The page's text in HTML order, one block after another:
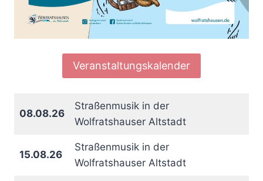
Veranstaltungskalender
08.08.26
Straßenmusik in der
Wolfratshauser Altstadt
15.08.26
Straßenmusik in der
Wolfratshauser Altstadt